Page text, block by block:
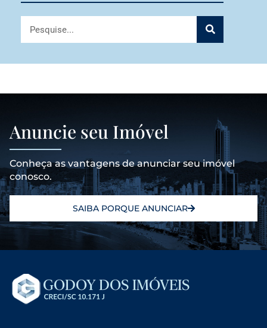
Anuncie seu Imóvel
Conheça as vantagens de anunciar seu imóvel
conosco.
SAIBA PORQUE ANUNCIAR